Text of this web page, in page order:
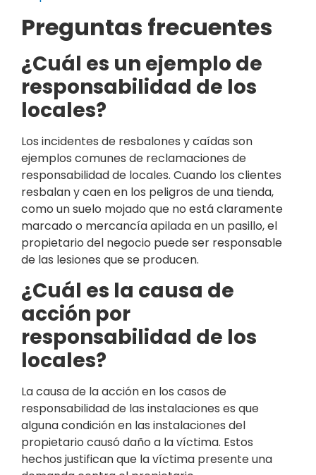
Preguntas frecuentes
¿Cuál es un ejemplo de
responsabilidad de los
locales?
Los incidentes de resbalones y caídas son
ejemplos comunes de reclamaciones de
responsabilidad de locales. Cuando los clientes
resbalan y caen en los peligros de una tienda,
como un suelo mojado que no está claramente
marcado o mercancía apilada en un pasillo, el
propietario del negocio puede ser responsable
de las lesiones que se producen.
¿Cuál es la causa de
acción por
responsabilidad de los
locales?
La causa de la acción en los casos de
responsabilidad de las instalaciones es que
alguna condición en las instalaciones del
propietario causó daño a la víctima. Estos
hechos justifican que la víctima presente una